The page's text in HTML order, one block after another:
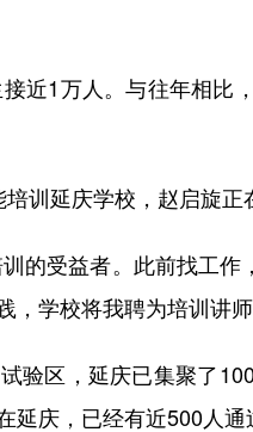
1万人。与往年相比
延庆学校，赵启旋正
受益者。此前找工作
，学校将我聘为培训讲师
区，延庆已集聚了100
延庆，已经有近500人通